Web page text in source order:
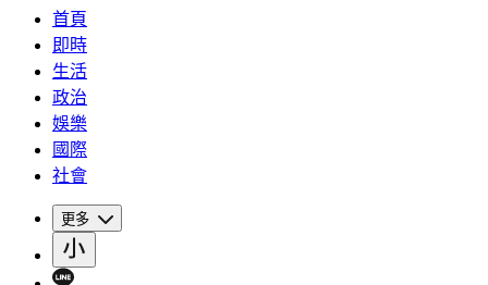
首頁
即時
生活
政治
娛樂
國際
社會
更多